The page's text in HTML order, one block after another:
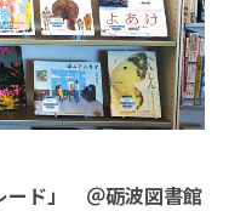
ード」 ＠砺波図書館